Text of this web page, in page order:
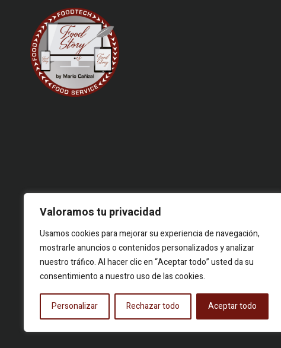
Valoramos tu privacidad
Usamos cookies para mejorar su experiencia de navegación,
mostrarle anuncios o contenidos personalizados y analizar
nuestro tráfico. Al hacer clic en “Aceptar todo” usted da su
consentimiento a nuestro uso de las cookies.
Personalizar Rechazar todo Aceptar todo
editorial independiente. Las firmas corresponden a identidades
hechos reales y fuentes públicas.